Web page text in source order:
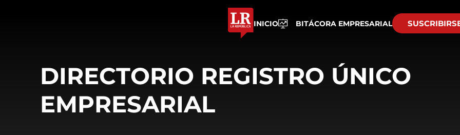
INICIO BITÁCORA EMPRESARIAL
DIRECTORIO REGISTRO ÚNICO
EMPRESARIAL